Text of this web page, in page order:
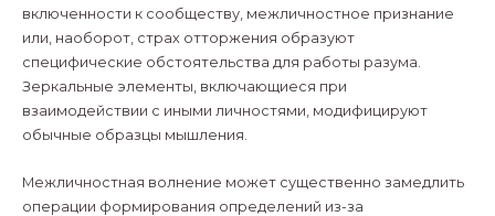
включенности к сообществу, межличностное признание
или, наоборот, страх отторжения образуют
специфические обстоятельства для работы разума.
Зеркальные элементы, включающиеся при
взаимодействии с иными личностями, модифицируют
обычные образцы мышления.
Межличностная волнение может существенно замедлить
операции формирования определений из-за